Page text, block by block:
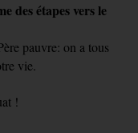
des étapes vers le
pauvre: on a tous
vie.
!